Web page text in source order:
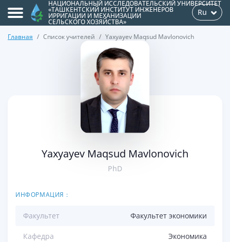
НАЦИОНАЛЬНЫЙ ИССЛЕДОВАТЕЛЬСКИЙ УНИВЕРСИТЕТ
«ТАШКЕНТСКИЙ ИНСТИТУТ ИНЖЕНЕРОВ
ИРРИГАЦИИ И МЕХАНИЗАЦИИ
СЕЛЬСКОГО ХОЗЯЙСТВА»
Ru
Главная Список учителей Yaxyayev Maqsud Mavlonovich
Yaxyayev Maqsud Mavlonovich
PhD
ИНФОРМАЦИЯ :
Факультет Факультет экономики
Кафедра Экономика